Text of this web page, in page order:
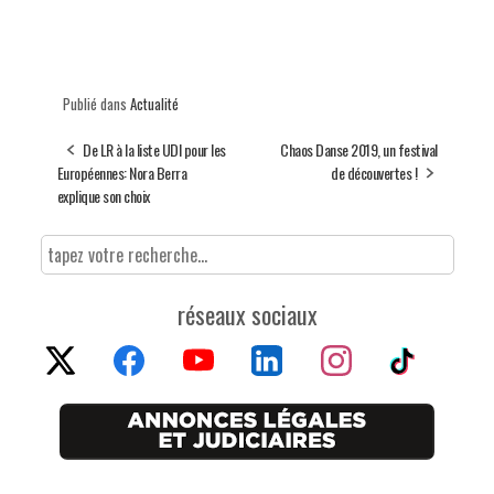
Publié dans Actualité
De LR à la liste UDI pour les
Européennes: Nora Berra
explique son choix
Chaos Danse 2019, un festival
de découvertes !
réseaux sociaux